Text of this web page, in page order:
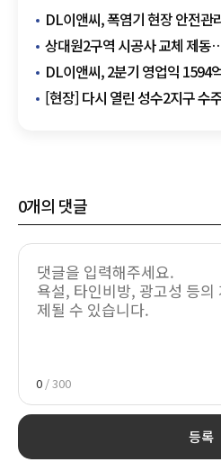
DL이앤씨, 폭염기 현장 안전
점검
상대원2구역 시공사 교체 제
인정
DL이앤씨, 2분기 영업익 1594
555억원 매입
[현장] 다시 열린 성수2지구 수
0개의 댓글
0 / 300
등록